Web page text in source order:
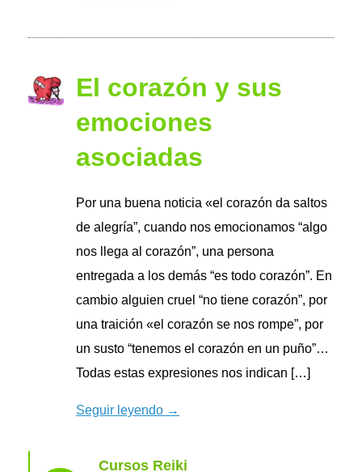
El corazón y sus
emociones
asociadas
Por una buena noticia «el corazón da saltos
de alegría”, cuando nos emocionamos “algo
nos llega al corazón”, una persona
entregada a los demás “es todo corazón”. En
cambio alguien cruel “no tiene corazón”, por
una traición «el corazón se nos rompe”, por
un susto “tenemos el corazón en un puño”…
Todas estas expresiones nos indican […]
Seguir leyendo →
Cursos Reiki